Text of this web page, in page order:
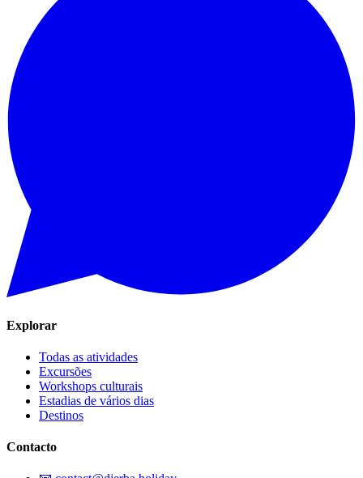
Explorar
Todas as atividades
Excursões
Workshops culturais
Estadias de vários dias
Destinos
Contacto